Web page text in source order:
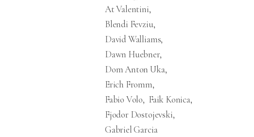
At Valentini
Blendi Fevziu
David Walliams
Dawn Huebner
Dom Anton Uka
Erich Fromm
Fabio Volo
Faik Konica
Fjodor Dostojevski
Gabriel Garcia